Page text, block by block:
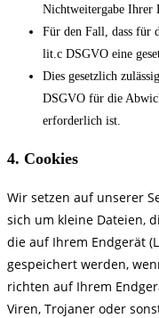
Nichtweitergabe Ihrer
Für den Fall, dass für
lit.c DSGVO eine
Dies gesetzlich
DSGVO für die
erforderlich ist.
4. Cookies
Wir setzen auf unserer
sich um kleine Dateien,
die auf Ihrem Endgerät
gespeichert werden,
richten auf Ihrem
Viren, Trojaner oder